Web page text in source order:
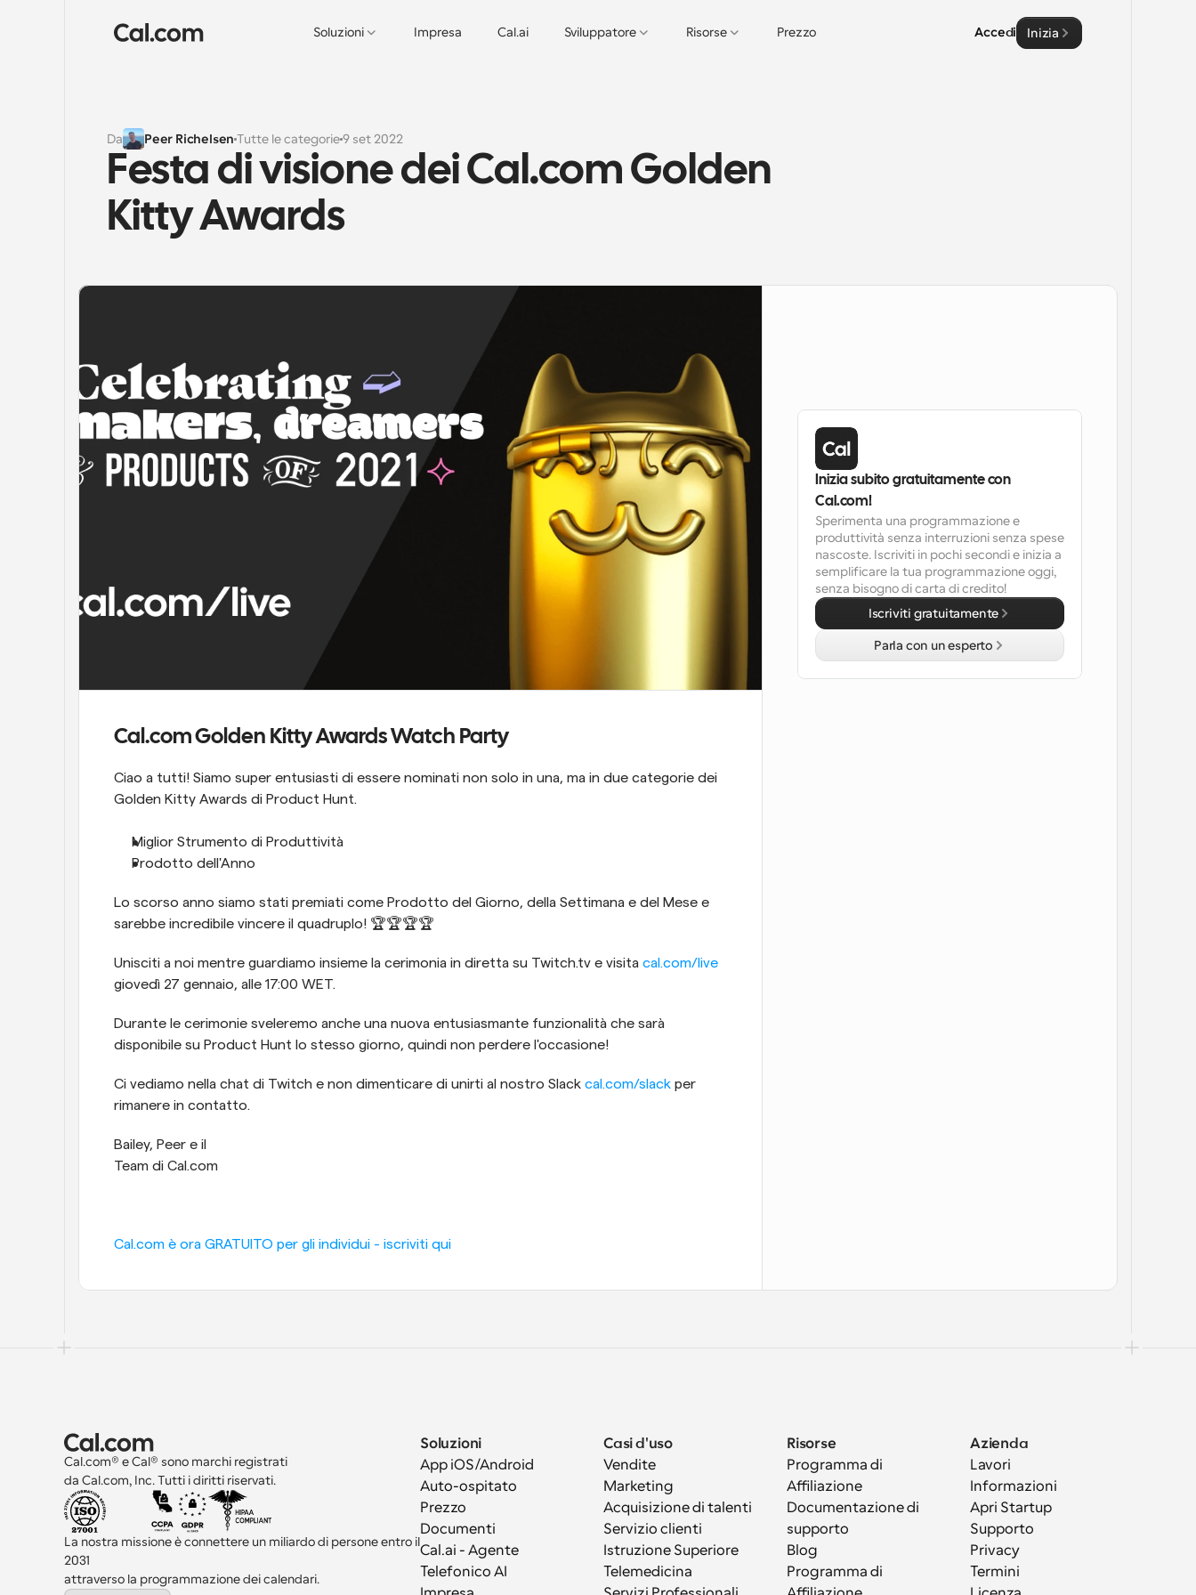
Soluzioni Impresa Cal.ai Sviluppatore Risorse Prezzo Accedi Inizia
Da Peer RichelsenTutte le categorie9 set 2022
Festa di visione dei Cal.com Golden
Kitty Awards
Cal.com Golden Kitty Awards Watch Party
Ciao a tutti! Siamo super entusiasti di essere nominati non solo in una, ma in due categorie dei
Golden Kitty Awards di Product Hunt.
Miglior Strumento di Produttività
Prodotto dell'Anno
Lo scorso anno siamo stati premiati come Prodotto del Giorno, della Settimana e del Mese e
sarebbe incredibile vincere il quadruplo! 🏆🏆🏆🏆
Unisciti a noi mentre guardiamo insieme la cerimonia in diretta su Twitch.tv e visita cal.com/live
giovedì 27 gennaio, alle 17:00 WET.
Durante le cerimonie sveleremo anche una nuova entusiasmante funzionalità che sarà
disponibile su Product Hunt lo stesso giorno, quindi non perdere l'occasione!
Ci vediamo nella chat di Twitch e non dimenticare di unirti al nostro Slack cal.com/slack per
rimanere in contatto.
Bailey, Peer e il
Team di Cal.com
Cal.com è ora GRATUITO per gli individui - iscriviti qui
Inizia subito gratuitamente con
Cal.com!
Sperimenta una programmazione e
produttività senza interruzioni senza spese
nascoste. Iscriviti in pochi secondi e inizia a
semplificare la tua programmazione oggi,
senza bisogno di carta di credito!
Iscriviti gratuitamente
Parla con un esperto
Cal.com® e Cal® sono marchi registrati
da Cal.com, Inc. Tutti i diritti riservati.
La nostra missione è connettere un miliardo di persone entro il
2031
attraverso la programmazione dei calendari.
Soluzioni
App iOS/Android
Auto-ospitato
Prezzo
Documenti
Cal.ai - Agente
Telefonico AI
Casi d'uso
Vendite
Marketing
Acquisizione di talenti
Servizio clienti
Istruzione Superiore
Telemedicina
Risorse
Programma di
Affiliazione
Documentazione di
supporto
Blog
Programma di
Azienda
Lavori
Informazioni
Apri Startup
Supporto
Privacy
Termini